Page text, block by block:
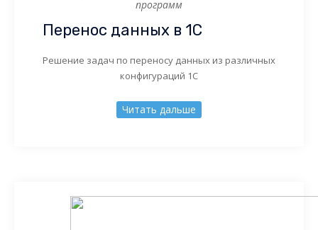
программ
Перенос данных в 1С
Решение задач по переносу данных из различных
конфигураций 1С
Читать дальше